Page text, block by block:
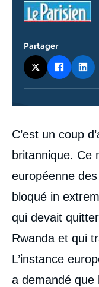
Contenu
intervention
médiatique
C’est un coup
britannique. Ce
européenne
bloqué in
qui devait
Rwanda et qui
L’instance
a demandé que
Logo
Partager